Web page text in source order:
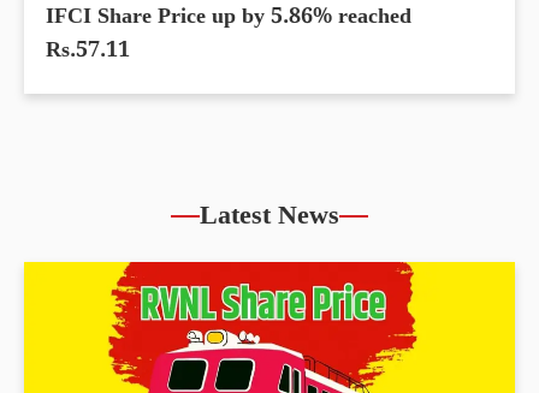
IFCI Share Price up by 5.86% reached
Rs.57.11
Latest News